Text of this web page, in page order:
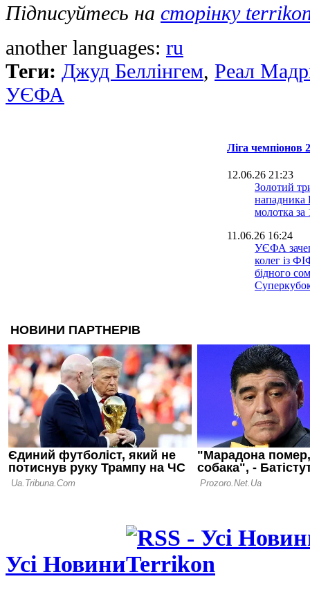
Підписуйтесь на сторінку
another languages: ru
Теги: Джуд Беллінгем, Реал
УЄФА
Ліга чемпіонов
12.06.26 21:23
Золотий
молотка за
11.06.26 16:24
УЄФА
колег із
бідного
01.06.26 22:30
Фанатська
невдахи:
ім'ям
01.06.26 14:43
Луїс
три титули
ОК, нам
покращити
Усі Новини